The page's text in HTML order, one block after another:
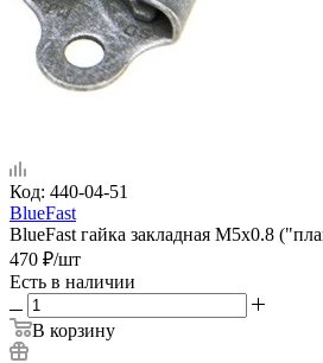
Код: 440-04-51
BlueFast
BlueFast гайка закладная М5x0.8
470 ₽/шт
Есть в наличии
В корзину